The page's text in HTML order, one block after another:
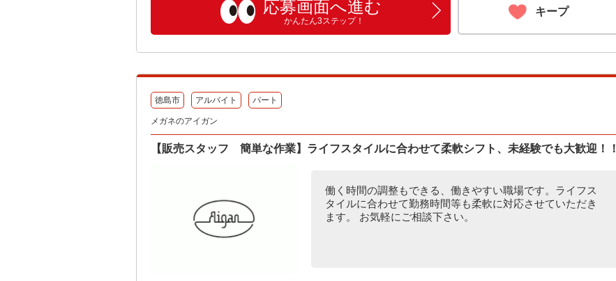
応募画面へ進む
かんたん3ステップ！
キープ
徳島市 アルバイト パート
メガネのアイガン
【販売スタッフ 簡単な作業】ライフスタイルに合わせて柔軟シフト、未経験でも大歓迎！！
働く時間の調整もできる、働きやすい職場です。ライフス
タイルに合わせて勤務時間等も柔軟に対応させていただき
ます。 お気軽にご相談下さい。